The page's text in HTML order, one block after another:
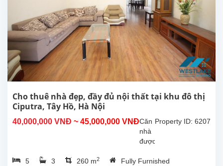
khu
T,
Ciputra,
Tây
Hồ,
Hà
Nội.
Nhà
sân
sân
sau
rộng
Cho thuê nhà đẹp, đầy đủ nội thất tại khu đô thị
Ciputra, Tây Hồ, Hà Nội
40,000,000 VNĐ ~ 45,000,000 VNĐ Property ID: 6207
Căn
nhà
được
kế
5 3 260 m2 Fully Furnished